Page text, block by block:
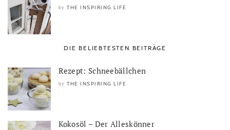
by THE INSPIRING LIFE
DIE BELIEBTESTEN BEITRÄGE
Rezept: Schneebällchen
by THE INSPIRING LIFE
Kokosöl – Der Alleskönner